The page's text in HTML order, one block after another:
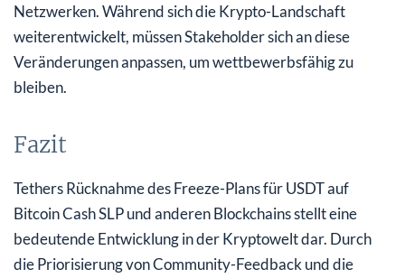
Netzwerken. Während sich die Krypto-Landschaft
weiterentwickelt, müssen Stakeholder sich an diese
Veränderungen anpassen, um wettbewerbsfähig zu
bleiben.
Fazit
Tethers Rücknahme des Freeze-Plans für USDT auf
Bitcoin Cash SLP und anderen Blockchains stellt eine
bedeutende Entwicklung in der Kryptowelt dar. Durch
die Priorisierung von Community-Feedback und die